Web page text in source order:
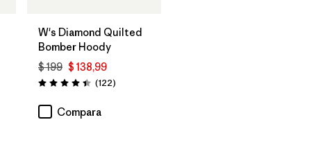
W's Diamond Quilted
Bomber Hoody
$ 199 $ 138,99
Valoración: 4.5 / 5
(122Comentarios
)
Compara